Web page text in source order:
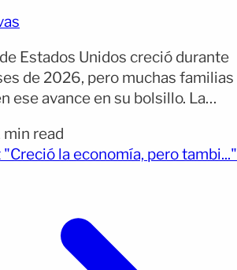
Estados Unidos creció durante
de 2026, pero muchas familias
ese avance en su bolsillo. La
hace un año y una nueva
que la mayoría de los votantes
read
la economía, pero tambi..."